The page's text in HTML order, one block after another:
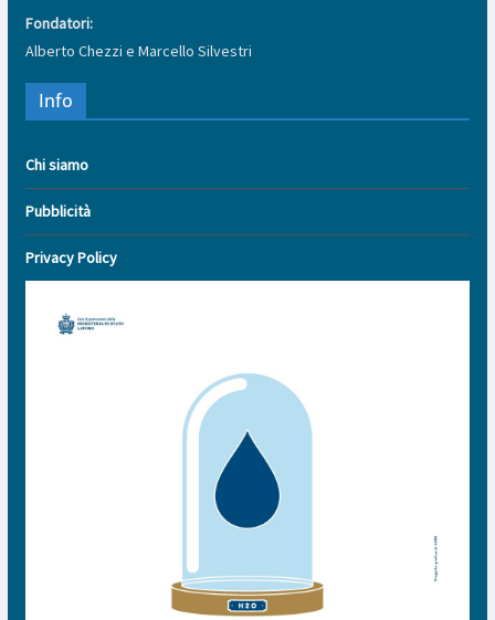
Fondatori:
Alberto Chezzi e Marcello Silvestri
Info
Chi siamo
Pubblicità
Privacy Policy